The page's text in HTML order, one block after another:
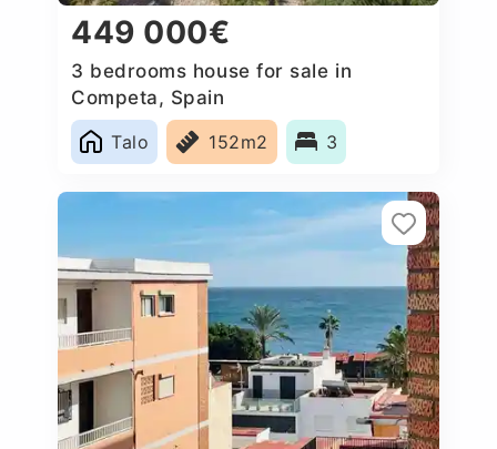
449 000€
3 bedrooms house for sale in
Competa, Spain
Talo
152m2 3